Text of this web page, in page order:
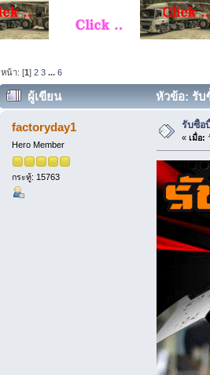
หน้า: [1]2 3 ...6
ผู้เขียน หัวข้อ: รับ
factoryday1
Hero Member
กระทู้: 15763
รับซื้อ
« เมื่อ: